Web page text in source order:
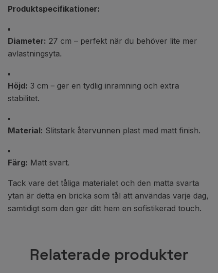
Produktspecifikationer:
Diameter: 27 cm – perfekt när du behöver lite mer
avlastningsyta.
Höjd: 3 cm – ger en tydlig inramning och extra
stabilitet.
Material: Slitstark återvunnen plast med matt finish.
Färg: Matt svart.
Tack vare det tåliga materialet och den matta svarta
ytan är detta en bricka som tål att användas varje dag,
samtidigt som den ger ditt hem en sofistikerad touch.
Relaterade produkter